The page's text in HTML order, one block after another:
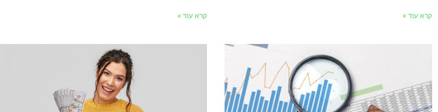
קרא עוד » קרא עוד »